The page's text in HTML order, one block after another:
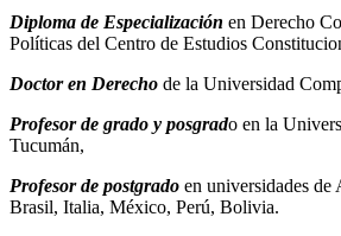
Diploma de Especialización en Derecho
Políticas del Centro de Estudios
Doctor en Derecho de la Universidad
Profesor de grado y posgrado en la
Tucumán,
Profesor de postgrado en universidades de
Brasil, Italia, México, Perú, Bolivia.